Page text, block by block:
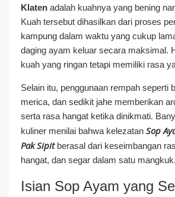
Klaten adalah kuahnya yang bening
Kuah tersebut dihasilkan dari proses
kampung dalam waktu yang cukup
daging ayam keluar secara maksimal.
kuah yang ringan tetapi memiliki rasa
Selain itu, penggunaan rempah seperti
merica, dan sedikit jahe memberikan
serta rasa hangat ketika dinikmati.
kuliner menilai bahwa kelezatan Sop
Pak Sipitberasal dari keseimbangan
hangat, dan segar dalam satu mangkuk.
Isian Sop Ayam yang